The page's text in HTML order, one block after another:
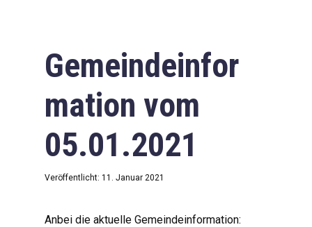
Gemeindeinfor
mation vom
05.01.2021
Veröffentlicht: 11. Januar 2021
Anbei die aktuelle Gemeindeinformation: